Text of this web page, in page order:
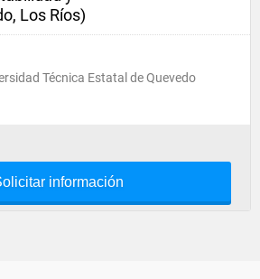
Los Ríos)
Técnica Estatal de Quevedo
información